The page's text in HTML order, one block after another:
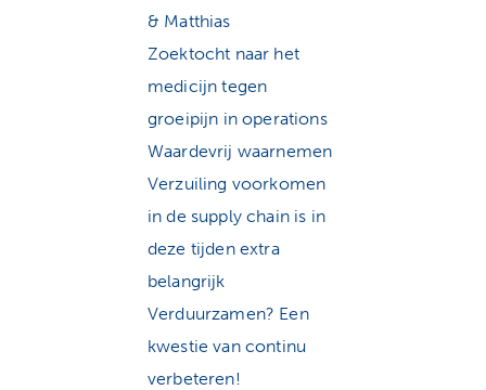
& Matthias
Zoektocht naar het
medicijn tegen
groeipijn in operations
Waardevrij waarnemen
Verzuiling voorkomen
in de supply chain is in
deze tijden extra
belangrijk
Verduurzamen? Een
kwestie van continu
verbeteren!